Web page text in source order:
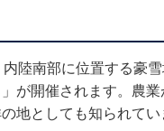
陸南部に位置する豪
が開催されます。農
地としても知られてい